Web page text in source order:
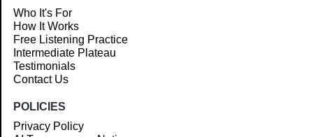
Who It's For
How It Works
Free Listening Practice
Intermediate Plateau
Testimonials
Contact Us
POLICIES
Privacy Policy